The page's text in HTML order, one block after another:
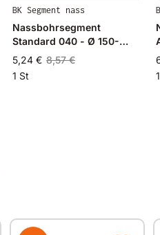
BK Segment nass
Nassbohrsegment
Standard 040 - Ø 150-
250mm - 24x4,0x8,0mm
5,24 € 8,57 €
1 St